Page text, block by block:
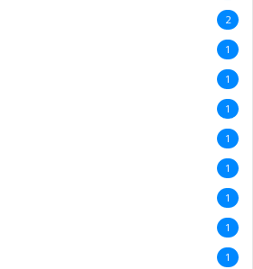
2
1
1
1
1
1
1
1
1